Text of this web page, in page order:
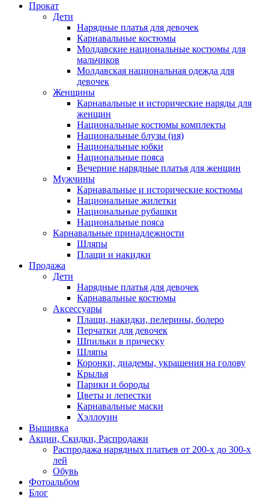
Прокат
Дети
Нарядные платья для девочек
Карнавальные костюмы
Молдавские национальные костюмы для
мальчиков
Молдавская национальная одежда для
девочек
Женщины
Карнавальные и исторические наряды для
женщин
Национальные костюмы комплекты
Национальные блузы (ия)
Национальные юбки
Национальные пояса
Вечерние нарядные платья для женщин
Мужчины
Карнавальные и исторические костюмы
Национальные жилетки
Национальные рубашки
Национальные пояса
Карнавальные принадлежности
Шляпы
Плащи и накидки
Продажа
Дети
Нарядные платья для девочек
Карнавальные костюмы
Аксессуары
Плащи, накидки, пелерины, болеро
Перчатки для девочек
Шпильки в прическу
Шляпы
Коронки, диадемы, украшения на голову
Крылья
Парики и бороды
Цветы и лепестки
Карнавальные маски
Хэллоуин
Вышивка
Акции, Скидки, Распродажи
Распродажа нарядных платьев от 200-х до 300-х
лей
Обувь
Фотоальбом
Блог